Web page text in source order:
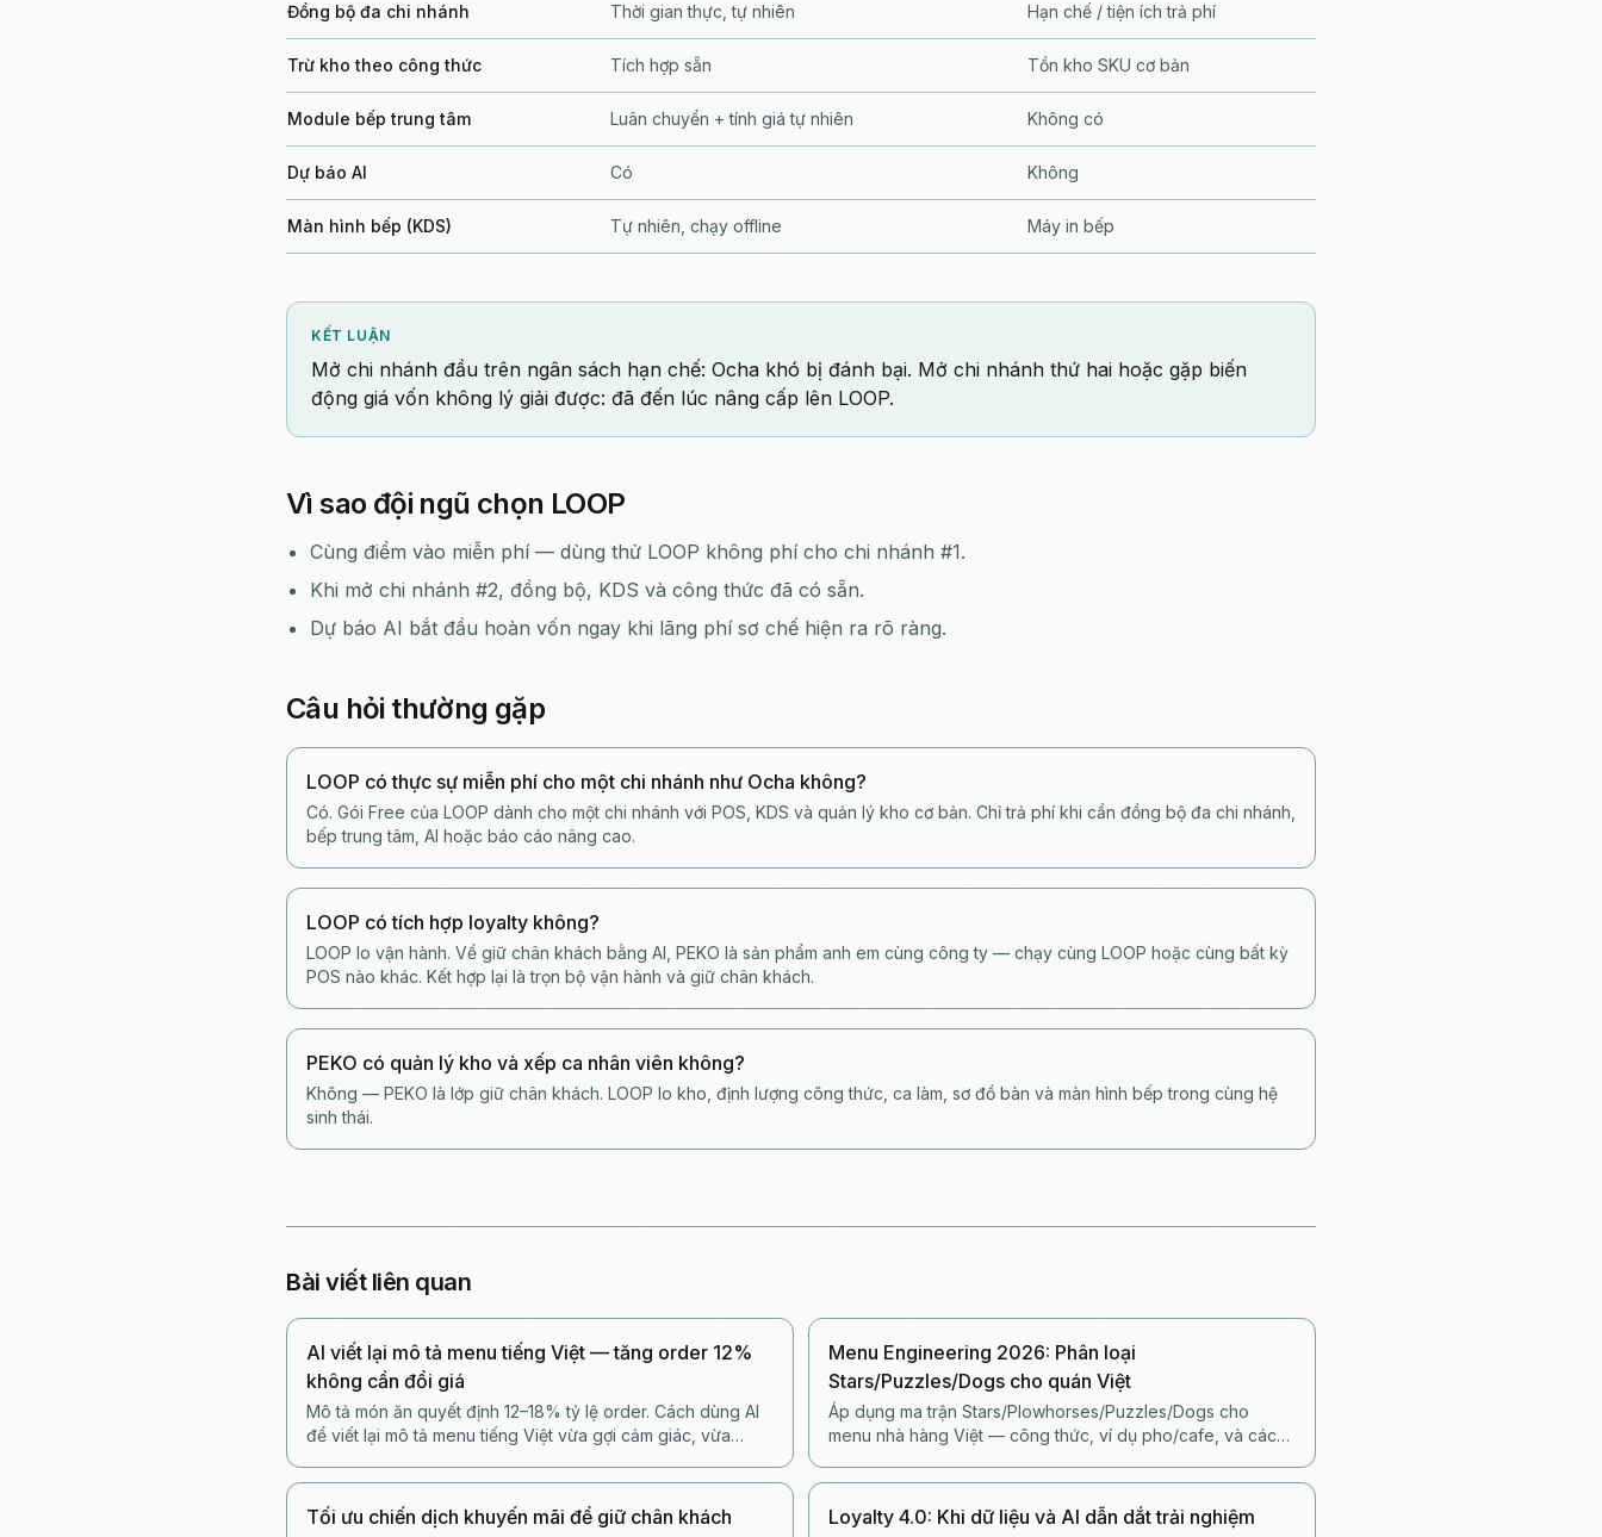
Đồng bộ đa chi nhánh Thời gian thực, tự nhiên Hạn chế / tiện ích trả phí
Trừ kho theo công thức Tích hợp sẵn Tồn kho SKU cơ bản
Module bếp trung tâm Luân chuyển + tính giá tự nhiên Không có
Dự báo AI Có Không
Màn hình bếp (KDS) Tự nhiên, chạy offline Máy in bếp
KẾT LUẬN
Mở chi nhánh đầu trên ngân sách hạn chế: Ocha khó bị đánh bại. Mở chi nhánh thứ hai hoặc gặp biến
động giá vốn không lý giải được: đã đến lúc nâng cấp lên LOOP.
Vì sao đội ngũ chọn LOOP
Cùng điểm vào miễn phí — dùng thử LOOP không phí cho chi nhánh #1.
Khi mở chi nhánh #2, đồng bộ, KDS và công thức đã có sẵn.
Dự báo AI bắt đầu hoàn vốn ngay khi lãng phí sơ chế hiện ra rõ ràng.
Câu hỏi thường gặp
LOOP có thực sự miễn phí cho một chi nhánh như Ocha không?
Có. Gói Free của LOOP dành cho một chi nhánh với POS, KDS và quản lý kho cơ bản. Chỉ trả phí khi cần đồng bộ đa chi nhánh,
bếp trung tâm, AI hoặc báo cáo nâng cao.
LOOP có tích hợp loyalty không?
LOOP lo vận hành. Về giữ chân khách bằng AI, PEKO là sản phẩm anh em cùng công ty — chạy cùng LOOP hoặc cùng bất kỳ
POS nào khác. Kết hợp lại là trọn bộ vận hành và giữ chân khách.
PEKO có quản lý kho và xếp ca nhân viên không?
Không — PEKO là lớp giữ chân khách. LOOP lo kho, định lượng công thức, ca làm, sơ đồ bàn và màn hình bếp trong cùng hệ
sinh thái.
Bài viết liên quan
AI viết lại mô tả menu tiếng Việt — tăng order 12%
không cần đổi giá
Mô tả món ăn quyết định 12–18% tỷ lệ order. Cách dùng AI
để viết lại mô tả menu tiếng Việt vừa gợi cảm giác, vừa
Menu Engineering 2026: Phân loại
Stars/Puzzles/Dogs cho quán Việt
Áp dụng ma trận Stars/Plowhorses/Puzzles/Dogs cho
menu nhà hàng Việt — công thức, ví dụ pho/cafe, và cách
Tối ưu chiến dịch khuyến mãi để giữ chân khách
Loyalty 4.0: Khi dữ liệu và AI dẫn dắt trải nghiệm